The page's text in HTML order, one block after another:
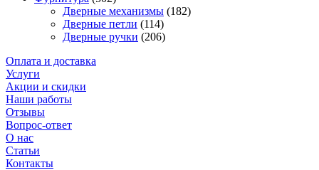
Дверные механизмы (182)
Дверные петли (114)
Дверные ручки (206)
Оплата и доставка
Услуги
Акции и скидки
Наши работы
Отзывы
Вопрос-ответ
О нас
Статьи
Контакты